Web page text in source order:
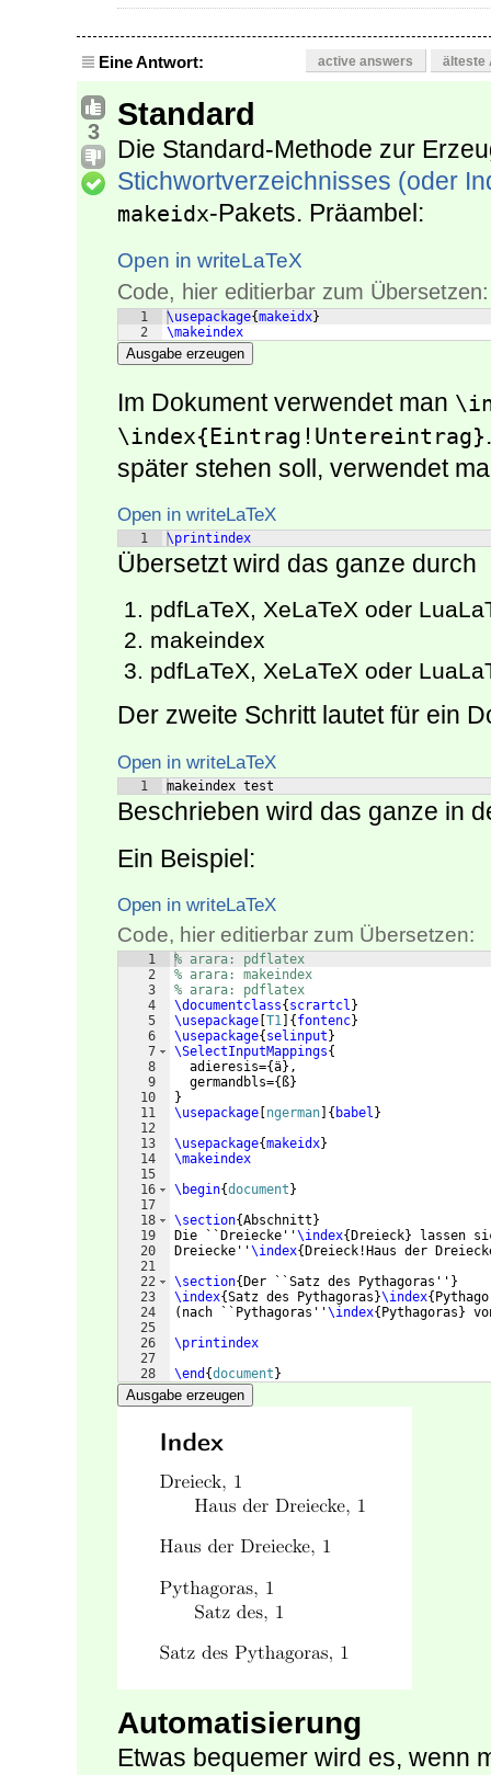
Eine Antwort: active answers älteste
3 Standard
Die Standard-Methode zur
Stichwortverzeichnisses (oder
makeidx-Pakets. Präambel:
Open in writeLaTeX
Code, hier editierbar zum Übersetzen:
1
2
\usepackage{makeidx}
\makeindex
Ausgabe erzeugen
Im Dokument verwendet man
\index{Eintrag!Untereintrag}
später stehen soll, verwendet
Open in writeLaTeX
1 \printindex
Übersetzt wird das ganze durch
pdfLaTeX, XeLaTeX oder
makeindex
pdfLaTeX, XeLaTeX oder
Der zweite Schritt lautet für ein
Open in writeLaTeX
1 makeindex test
Beschrieben wird das ganze in
Ein Beispiel:
Open in writeLaTeX
Code, hier editierbar zum Übersetzen:
1
2
3
4
5
6
7
8
9
10
11
12
13
14
15
16
17
18
19
20
21
22
23
24
25
26
27
28
% arara: pdflatex
% arara: makeindex
% arara: pdflatex
\documentclass{ scrartcl }
\usepackage T1 { fontenc}
\usepackage{ selinput }
\SelectInputMappings{
  adieresis=
{ä} ,
  germandbls=
{ ß}
}
\usepackage ngerman { babel }
\usepackage{makeidx}
\makeindex
\begin{document }
\section{Abschnitt }
Die ``Dreiecke''\index{ Dreieck} lassen
Dreiecke''\index{ Dreieck!Haus der
\section{ Der ``Satz des Pythagoras'' }
\index{Satz des Pythagoras }\index{
( nach ``Pythagoras''\index{ Pythagoras }
\printindex
\end {document }
Ausgabe erzeugen
Automatisierung
Etwas bequemer wird es, wenn